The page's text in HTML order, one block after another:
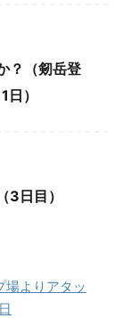
？（剱岳登
）
3日目）
場よりアタッ